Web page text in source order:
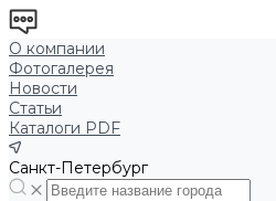
О компании
Фотогалерея
Новости
Статьи
Каталоги PDF
Санкт-Петербург